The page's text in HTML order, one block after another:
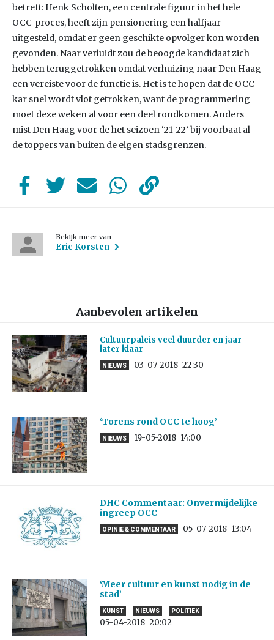
betreft: Henk Scholten, een centrale figuur in het hele
OCC-proces, heeft zijn pensionering een halfjaar
uitgesteld, omdat er geen geschikte opvolger kon worden
gevonden. Naar verluidt zou de beoogde kandidaat zich
hebben teruggetrokken omdat verhuizing naar Den Haag
een vereiste voor de functie is. Het is te hopen dat de OCC-
kar snel wordt vlot getrokken, want de programmering
moet deze weken al voor een deel rondkomen. Anders
mist Den Haag voor de het seizoen ‘21-22’ bij voorbaat al
de toppers van buiten de eigen stadsgrenzen.
Bekijk meer van
Eric Korsten
Aanbevolen artikelen
Cultuurpaleis veel duurder en jaar
later klaar
NIEUWS 03-07-2018 22:30
‘Torens rond OCC te hoog’
NIEUWS 19-05-2018 14:00
DHC Commentaar: Onvermijdelijke
ingreep OCC
OPINIE & COMMENTAAR 05-07-2018 13:04
‘Meer cultuur en kunst nodig in de
stad’
KUNST NIEUWS POLITIEK
05-04-2018 20:02